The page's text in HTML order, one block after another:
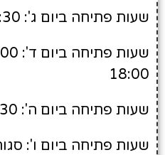
שעות פתיחה ביום ג': 8:30-13:30
18:00
שעות פתיחה ביום ה': 8:30-13:30
שעות פתיחה ביום ו': סגור